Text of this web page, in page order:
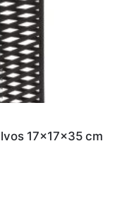
17x17x35 cm